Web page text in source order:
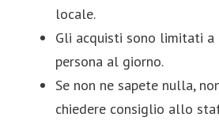
locale.
Gli acquisti sono limitati a
persona al giorno.
Se non ne sapete nulla,
chiedere consiglio allo